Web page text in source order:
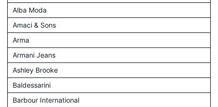
Alba Moda
Amaci & Sons
Arma
Armani Jeans
Ashley Brooke
Baldessarini
Barbour International